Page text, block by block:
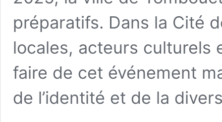
préparatifs. Dans la Cité
locales, acteurs culturels
faire de cet événement
de l’identité et de la